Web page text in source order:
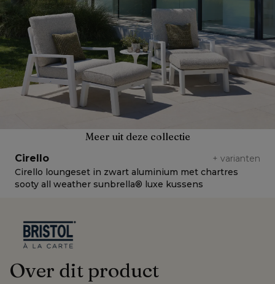
Meer uit deze collectie
Cirello + varianten
Cirello loungeset in zwart aluminium met chartres
sooty all weather sunbrella® luxe kussens
Over dit product